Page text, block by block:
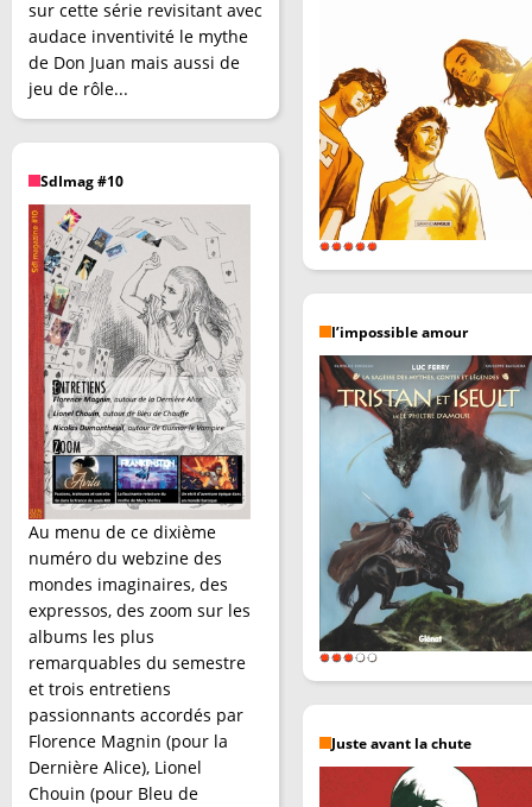
sur cette série revisitant avec
audace inventivité le mythe
de Don Juan mais aussi de
jeu de rôle...
SdImag #10
Au menu de ce dixième
numéro du webzine des
mondes imaginaires, des
expressos, des zoom sur les
albums les plus
remarquables du semestre
et trois entretiens
passionnants accordés par
Florence Magnin (pour la
Dernière Alice), Lionel
Chouin (pour Bleu de
l’impossible amour
Juste avant la chute